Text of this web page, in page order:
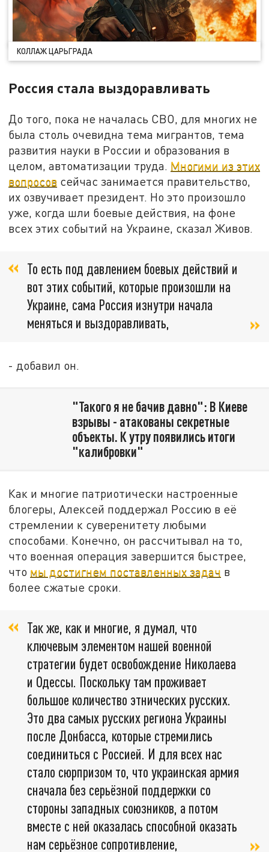
КОЛЛАЖ ЦАРЬГРАДА
Россия стала выздоравливать
До того, пока не началась СВО, для многих не
была столь очевидна тема мигрантов, тема
развития науки в России и образования в
целом, автоматизации труда. Многими из этих
вопросов сейчас занимается правительство,
их озвучивает президент. Но это произошло
уже, когда шли боевые действия, на фоне
всех этих событий на Украине, сказал Живов.
То есть под давлением боевых действий и
вот этих событий, которые произошли на
Украине, сама Россия изнутри начала
меняться и выздоравливать,
- добавил он.
"Такого я не бачив давно": В Киеве
взрывы - атакованы секретные
объекты. К утру появились итоги
"калибровки"
Как и многие патриотически настроенные
блогеры, Алексей поддержал Россию в её
стремлении к суверенитету любыми
способами. Конечно, он рассчитывал на то,
что военная операция завершится быстрее,
что мы достигнем поставленных задач в
более сжатые сроки.
Так же, как и многие, я думал, что
ключевым элементом нашей военной
стратегии будет освобождение Николаева
и Одессы. Поскольку там проживает
большое количество этнических русских.
Это два самых русских региона Украины
после Донбасса, которые стремились
соединиться с Россией. И для всех нас
стало сюрпризом то, что украинская армия
сначала без серьёзной поддержки со
стороны западных союзников, а потом
вместе с ней оказалась способной оказать
нам серьёзное сопротивление,